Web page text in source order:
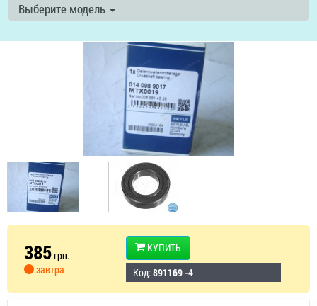
Выберите модель
385грн.
завтра
КУПИТЬ
Код:891169 -4